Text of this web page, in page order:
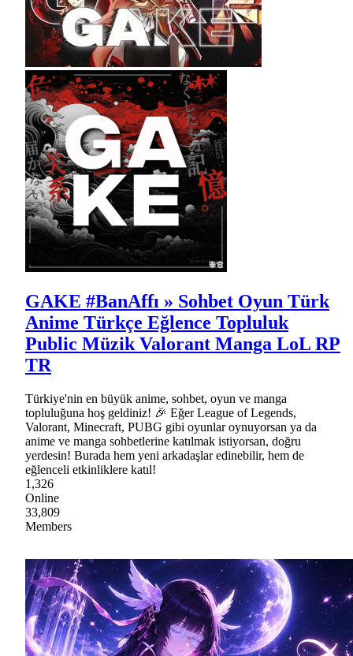
GAKE #BanAffı » Sohbet Oyun Türk
Anime Türkçe Eğlence Topluluk
Public Müzik Valorant Manga LoL RP
TR
Türkiye'nin en büyük anime, sohbet, oyun ve manga
topluluğuna hoş geldiniz! 🎉 Eğer League of Legends,
Valorant, Minecraft, PUBG gibi oyunlar oynuyorsan ya da
anime ve manga sohbetlerine katılmak istiyorsan, doğru
yerdesin! Burada hem yeni arkadaşlar edinebilir, hem de
eğlenceli etkinliklere katıl!
1,326
Online
33,809
Members